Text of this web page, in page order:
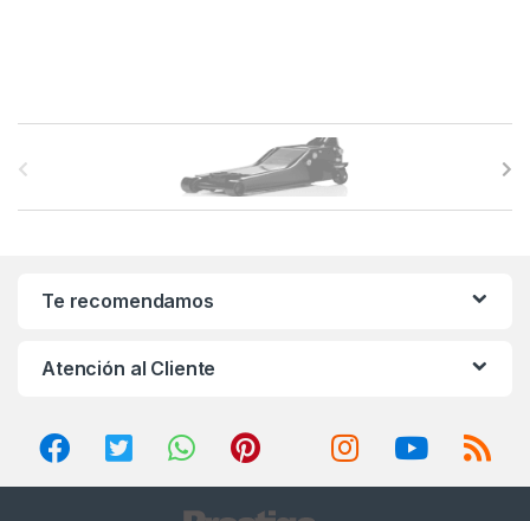
Te recomendamos
Atención al Cliente